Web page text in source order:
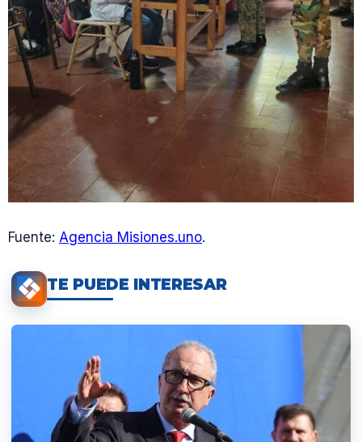
Fuente: Agencia Misiones.uno.
TE PUEDE INTERESAR